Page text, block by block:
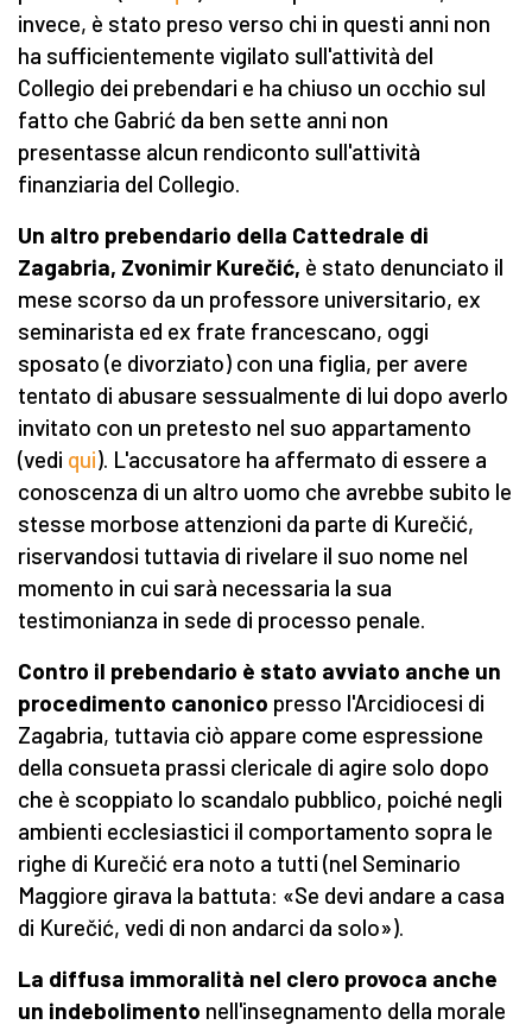
invece, è stato preso verso chi in questi anni non
ha sufficientemente vigilato sull'attività del
Collegio dei prebendari e ha chiuso un occhio sul
fatto che Gabrić da ben sette anni non
presentasse alcun rendiconto sull'attività
finanziaria del Collegio.
Un altro prebendario della Cattedrale di
Zagabria, Zvonimir Kurečić, è stato denunciato il
mese scorso da un professore universitario, ex
seminarista ed ex frate francescano, oggi
sposato (e divorziato) con una figlia, per avere
tentato di abusare sessualmente di lui dopo averlo
invitato con un pretesto nel suo appartamento
(vedi qui). L'accusatore ha affermato di essere a
conoscenza di un altro uomo che avrebbe subito le
stesse morbose attenzioni da parte di Kurečić,
riservandosi tuttavia di rivelare il suo nome nel
momento in cui sarà necessaria la sua
testimonianza in sede di processo penale.
Contro il prebendario è stato avviato anche un
procedimento canonico presso l'Arcidiocesi di
Zagabria, tuttavia ciò appare come espressione
della consueta prassi clericale di agire solo dopo
che è scoppiato lo scandalo pubblico, poiché negli
ambienti ecclesiastici il comportamento sopra le
righe di Kurečić era noto a tutti (nel Seminario
Maggiore girava la battuta: «Se devi andare a casa
di Kurečić, vedi di non andarci da solo»).
La diffusa immoralità nel clero provoca anche
un indebolimento nell'insegnamento della morale